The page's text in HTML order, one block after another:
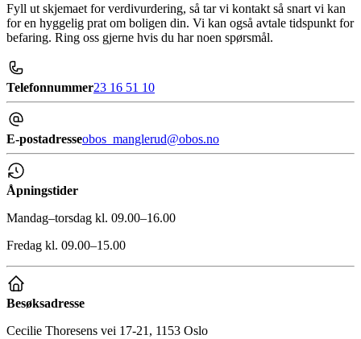
Fyll ut skjemaet for verdivurdering, så tar vi kontakt så snart vi kan
for en hyggelig prat om boligen din. Vi kan også avtale tidspunkt for
befaring. Ring oss gjerne hvis du har noen spørsmål.
Telefonnummer23 16 51 10
E-postadresseobos_manglerud@obos.no
Åpningstider
Mandag–torsdag kl. 09.00–16.00
Fredag kl. 09.00–15.00
Besøksadresse
Cecilie Thoresens vei 17-21, 1153 Oslo